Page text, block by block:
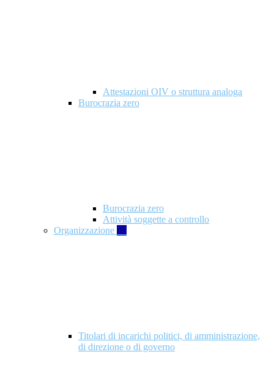
Attestazioni OIV o struttura analoga
Burocrazia zero
Burocrazia zero
Attività soggette a controllo
Organizzazione 10
Titolari di incarichi politici, di amministrazione,
di direzione o di governo